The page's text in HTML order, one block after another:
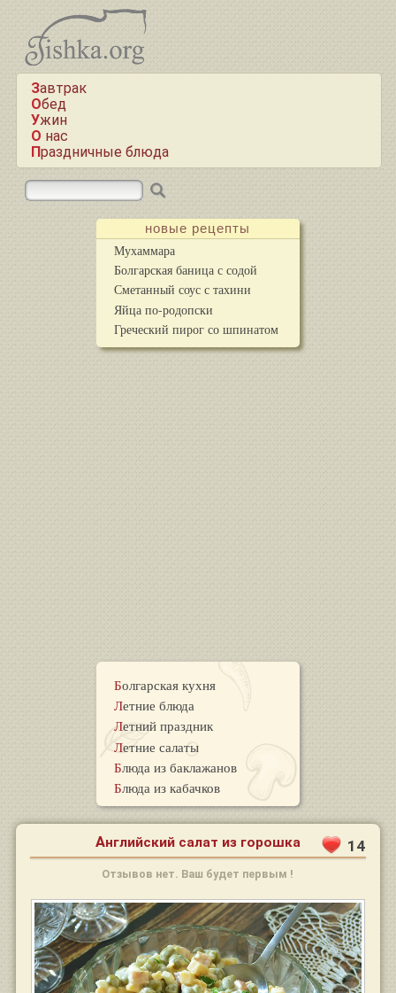
Завтрак
Обед
Ужин
О нас
Праздничные блюда
новые рецепты
Мухаммара
Болгарская баница с содой
Сметанный соус с тахини
Яйца по-родопски
Греческий пирог со шпинатом
Болгарская кухня
Летние блюда
Летний праздник
Летние салаты
Блюда из баклажанов
Блюда из кабачков
Английский салат из горошка 14
Отзывов нет. Ваш будет первым !